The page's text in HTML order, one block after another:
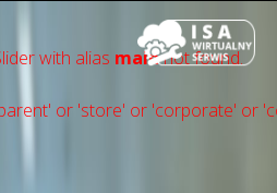
with alias mainnot found.
or 'store' or 'сorporate' or